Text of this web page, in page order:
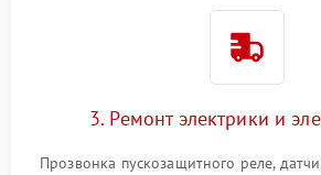
3. Ремонт электрики и
Прозвонка пускозащитного реле,